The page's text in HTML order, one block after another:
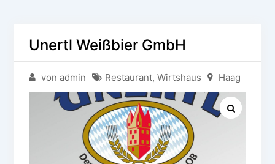
Unertl Weißbier GmbH
von admin Restaurant, Wirtshaus Haag